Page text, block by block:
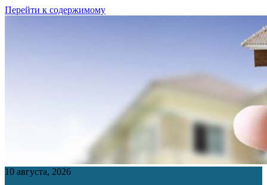
Перейти к содержимому
10 августа, 2026